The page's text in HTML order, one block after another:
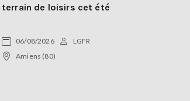
terrain de loisirs cet été
06/08/2026
LGFR
Amiens (80)